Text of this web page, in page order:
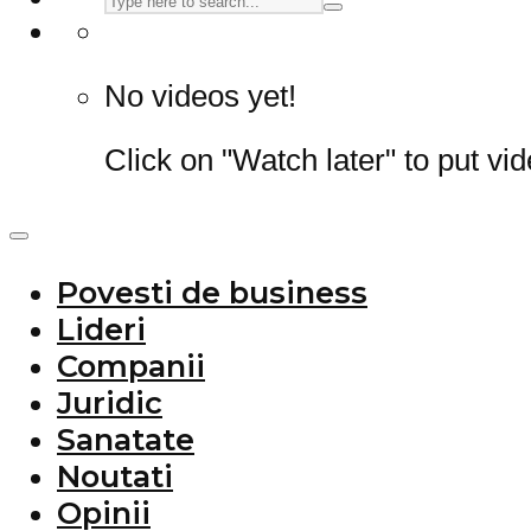
No videos yet!
Click on "Watch later" to put
Povesti de business
Lideri
Companii
Juridic
Sanatate
Noutati
Opinii